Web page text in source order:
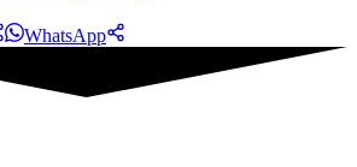
WhatsApp